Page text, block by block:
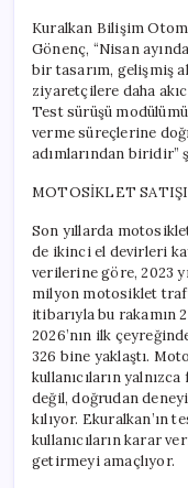
Kuralkan Bilişim
Gönenç, “Nisan
bir tasarım, gelişmiş
ziyaretçilere daha
Test sürüşü
verme süreçlerine
adımlarından biridir”
MOTOSİKLET
Son yıllarda
de ikinci el devirleri
verilerine göre, 2023
milyon motosiklet
itibarıyla bu rakamın
2026’nın ilk
326 bine yaklaştı.
kullanıcıların
değil, doğrudan
kılıyor. Ekuralkan’ın
kullanıcıların karar
getirmeyi amaçlıyor.